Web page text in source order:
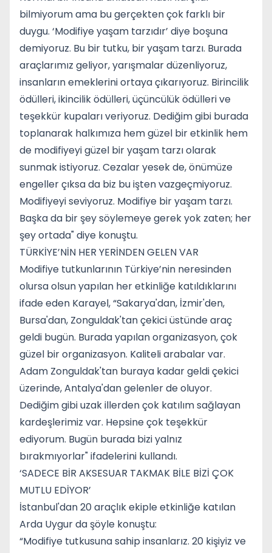
bilmiyorum ama bu gerçekten çok farklı bir
duygu. ‘Modifiye yaşam tarzıdır’ diye boşuna
demiyoruz. Bu bir tutku, bir yaşam tarzı. Burada
araçlarımız geliyor, yarışmalar düzenliyoruz,
insanların emeklerini ortaya çıkarıyoruz. Birincilik
ödülleri, ikincilik ödülleri, üçüncülük ödülleri ve
teşekkür kupaları veriyoruz. Dediğim gibi burada
toplanarak halkımıza hem güzel bir etkinlik hem
de modifiyeyi güzel bir yaşam tarzı olarak
sunmak istiyoruz. Cezalar yesek de, önümüze
engeller çıksa da biz bu işten vazgeçmiyoruz.
Modifiyeyi seviyoruz. Modifiye bir yaşam tarzı.
Başka da bir şey söylemeye gerek yok zaten; her
şey ortada" diye konuştu.
TÜRKİYE’NİN HER YERİNDEN GELEN VAR
Modifiye tutkunlarının Türkiye’nin neresinden
olursa olsun yapılan her etkinliğe katıldıklarını
ifade eden Karayel, “Sakarya'dan, İzmir'den,
Bursa'dan, Zonguldak'tan çekici üstünde araç
geldi bugün. Burada yapılan organizasyon, çok
güzel bir organizasyon. Kaliteli arabalar var.
Adam Zonguldak'tan buraya kadar geldi çekici
üzerinde, Antalya'dan gelenler de oluyor.
Dediğim gibi uzak illerden çok katılım sağlayan
kardeşlerimiz var. Hepsine çok teşekkür
ediyorum. Bugün burada bizi yalnız
bırakmıyorlar" ifadelerini kullandı.
‘SADECE BİR AKSESUAR TAKMAK BİLE BİZİ ÇOK
MUTLU EDİYOR’
İstanbul'dan 20 araçlık ekiple etkinliğe katılan
Arda Uygur da şöyle konuştu:
“Modifiye tutkusuna sahip insanlarız. 20 kişiyiz ve